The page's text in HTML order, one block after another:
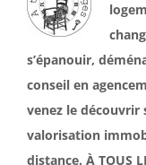
s’épanouir,
conseil en
venez le découvrir
valorisation
distance. À TOUS